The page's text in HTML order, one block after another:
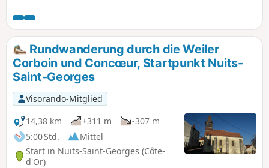
Gilly-lès-Cîteaux mit seinem schön
renovierten Schloss, das einst ein
Nebengebäude der Abtei von Cîteaux war.
Die Wanderung endet vor der Abtei von
Cîteaux.
Rundwanderung durch die Weiler
Corboin und Concœur, Startpunkt Nuits-
Saint-Georges
Visorando-Mitglied
14,38 km
+311 m
-307 m
5:00 Std.
Mittel
Start in Nuits-Saint-Georges (Côte-
d'Or)